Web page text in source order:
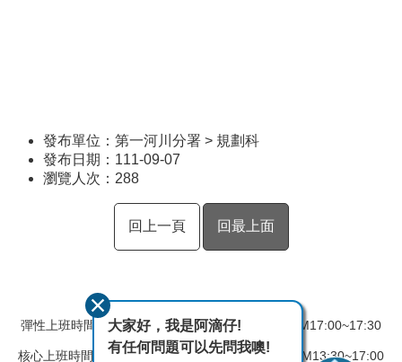
發布單位：第一河川分署 > 規劃科
發布日期：111-09-07
瀏覽人次： 288
回上一頁 回最上面
彈性上班時間：AM08:00~08:30 彈性下班時間：PM17:00~17:30
核心上班時間：星期一 ~ 星期五 AM08:30~12:30 PM13:30~17:00
大家好，我是阿滴仔!
有任何問題可以先問我噢!